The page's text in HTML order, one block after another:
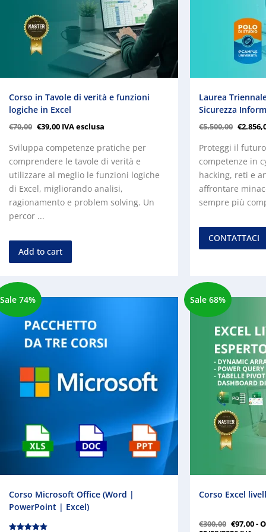
Corso in Tavole di verità e funzioni
logiche in Excel
€70,00 €39,00 IVA esclusa
Sviluppa competenze pratiche per
comprendere le tavole di verità e
utilizzare al meglio le funzioni logiche
di Excel, migliorando analisi,
ragionamento e problem solving. Un
percor ...
Add to cart
Laurea
Sicurezza
€5.500,00 €
Proteggi il
competenze in
hacking, reti e
affrontare
sempre più
CONTATTACI
Sale 74%
Corso Microsoft Office (Word |
PowerPoint | Excel)
Sale 68%
Corso Excel
€300,00 €97,00-